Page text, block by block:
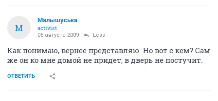
М
Малышуська
activist
06 августа 2009 Less
Как понимаю, вернее представляю. Но вот с кем? Сам
же он ко мне домой не придет, в дверь не постучит.
ОТВЕТИТЬ